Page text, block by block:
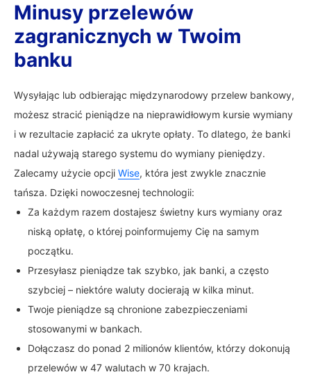
Minusy przelewów
zagranicznych w Twoim
banku
Wysyłając lub odbierając międzynarodowy przelew bankowy,
możesz stracić pieniądze na nieprawidłowym kursie wymiany
i w rezultacie zapłacić za ukryte opłaty. To dlatego, że banki
nadal używają starego systemu do wymiany pieniędzy.
Zalecamy użycie opcji Wise, która jest zwykle znacznie
tańsza. Dzięki nowoczesnej technologii:
Za każdym razem dostajesz świetny kurs wymiany oraz
niską opłatę, o której poinformujemy Cię na samym
początku.
Przesyłasz pieniądze tak szybko, jak banki, a często
szybciej – niektóre waluty docierają w kilka minut.
Twoje pieniądze są chronione zabezpieczeniami
stosowanymi w bankach.
Dołączasz do ponad 2 milionów klientów, którzy dokonują
przelewów w 47 walutach w 70 krajach.